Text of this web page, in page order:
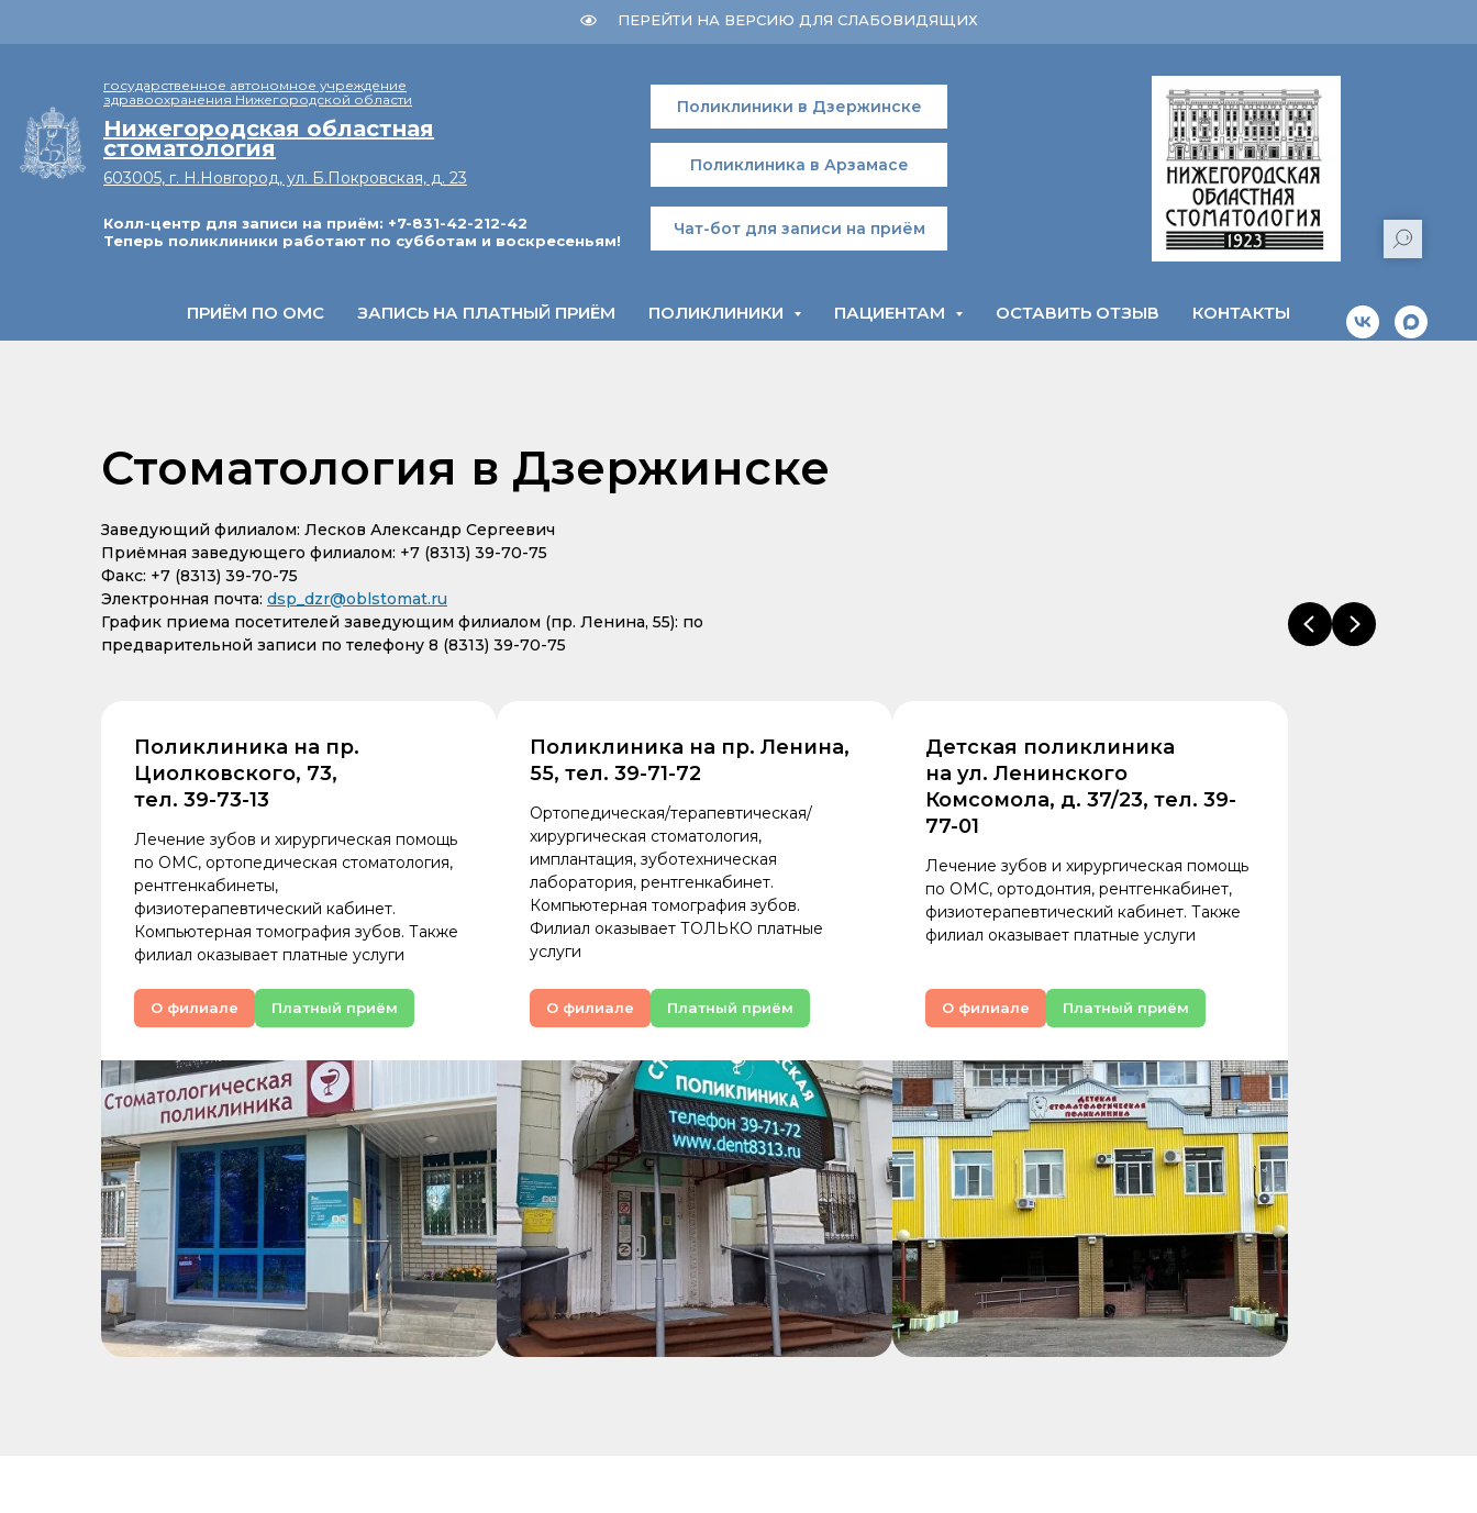
ПЕРЕЙТИ НА ВЕРСИЮ ДЛЯ СЛАБОВИДЯЩИХ
государственное автономное учреждение
здравоохранения Нижегородской области
Нижегородская областная
стоматология
Колл-центр для записи на приём: +7-831-42-212-42
Теперь поликлиники работают по субботам и воскресеньям!
603005, г. Н.Новгород, ул. Б.Покровская, д. 23
Поликлиника в Арзамасе
Чат-бот для записи на приём
Поликлиники в Дзержинске
ПРИЁМ ПО ОМС ЗАПИСЬ НА ПЛАТНЫЙ ПРИЁМ ПОЛИКЛИНИКИ ПАЦИЕНТАМ ОСТАВИТЬ ОТЗЫВ КОНТАКТЫ
Стоматология в Дзержинске
Заведующий филиалом: Лесков Александр Сергеевич
Приёмная заведующего филиалом: +7 (8313) 39-70-75
Факс: +7 (8313) 39-70-75
Электронная почта: dsp_dzr@oblstomat.ru
График приема посетителей заведующим филиалом (пр. Ленина, 55): по
предварительной записи по телефону 8 (8313) 39-70-75
Поликлиника на пр.
Циолковского, 73,
тел. 39-73-13
Лечение зубов и хирургическая помощь
по ОМС, ортопедическая стоматология,
рентгенкабинеты,
физиотерапевтический кабинет.
Компьютерная томография зубов. Также
филиал оказывает платные услуги
О филиале Платный приём
Поликлиника на пр. Ленина,
55, тел. 39-71-72
Ортопедическая/терапевтическая/
хирургическая стоматология,
имплантация, зуботехническая
лаборатория, рентгенкабинет.
Компьютерная томография зубов.
Филиал оказывает ТОЛЬКО платные
услуги
О филиале Платный приём
Детская поликлиника
на ул. Ленинского
Комсомола, д. 37/23, тел. 39-
77-01
Лечение зубов и хирургическая помощь
по ОМС, ортодонтия, рентгенкабинет,
физиотерапевтический кабинет. Также
филиал оказывает платные услуги
О филиале Платный приём